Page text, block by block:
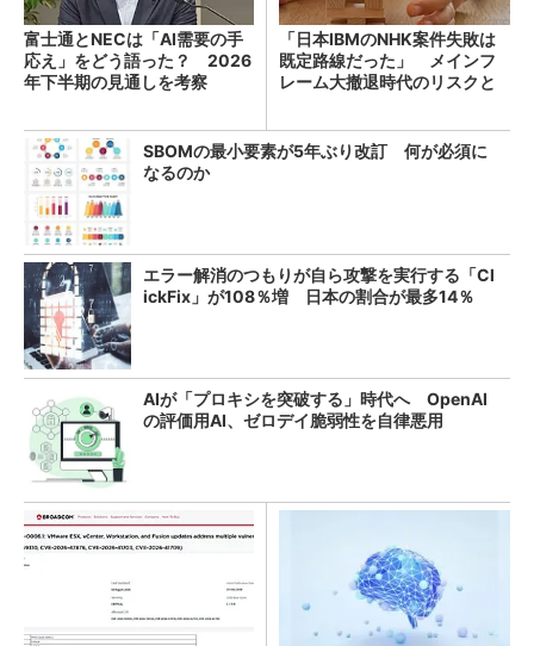
富士通とNECは「AI需要の手
応え」をどう語った？ 2026
年下半期の見通しを考察
「日本IBMのNHK案件失敗は
既定路線だった」 メインフ
レーム大撤退時代のリスクと
SBOMの最小要素が5年ぶり改訂 何が必須に
なるのか
エラー解消のつもりが自ら攻撃を実行する「Cl
ickFix」が108％増 日本の割合が最多14％
AIが「プロキシを突破する」時代へ OpenAI
の評価用AI、ゼロデイ脆弱性を自律悪用